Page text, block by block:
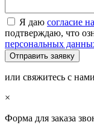
Я даю согласие
подтверждаю, что
персональных
или свяжитесь с нами
×
Форма для заказа